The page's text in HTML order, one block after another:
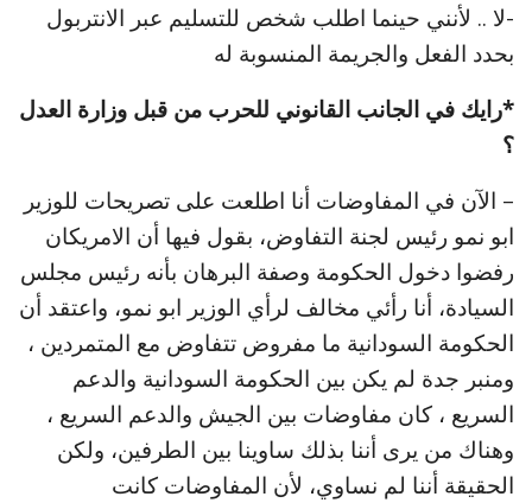
-لا .. لأنني حينما اطلب شخص للتسليم عبر الانتربول
بحدد الفعل والجريمة المنسوبة له
*رايك في الجانب القانوني للحرب من قبل وزارة العدل
؟
– الآن في المفاوضات أنا اطلعت على تصريحات للوزير
ابو نمو رئيس لجنة التفاوض، بقول فيها أن الامريكان
رفضوا دخول الحكومة وصفة البرهان بأنه رئيس مجلس
السيادة، أنا رأئي مخالف لرأي الوزير ابو نمو، واعتقد أن
الحكومة السودانية ما مفروض تتفاوض مع المتمردين ،
ومنبر جدة لم يكن بين الحكومة السودانية والدعم
السريع ، كان مفاوضات بين الجيش والدعم السريع ،
وهناك من يرى أننا بذلك ساوينا بين الطرفين، ولكن
الحقيقة أننا لم نساوي، لأن المفاوضات كانت